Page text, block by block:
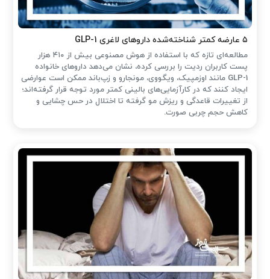
۵ عارضه کمتر شناخته‌شده داروهای لاغری GLP-1
مطالعه‌ای تازه که با استفاده از هوش مصنوعی بیش از ۴۱۰ هزار
پست کاربران ردیت را بررسی کرده، نشان می‌دهد داروهای خانواده
GLP-1 مانند اوزمپیک، ویگووی، مونجارو و زپ‌باند ممکن است عوارضی
ایجاد کنند که در کارآزمایی‌های بالینی کمتر مورد توجه قرار گرفته‌اند؛
از تغییرات قاعدگی و ریزش مو گرفته تا اختلال در حس چشایی و
کاهش حجم چربی صورت.